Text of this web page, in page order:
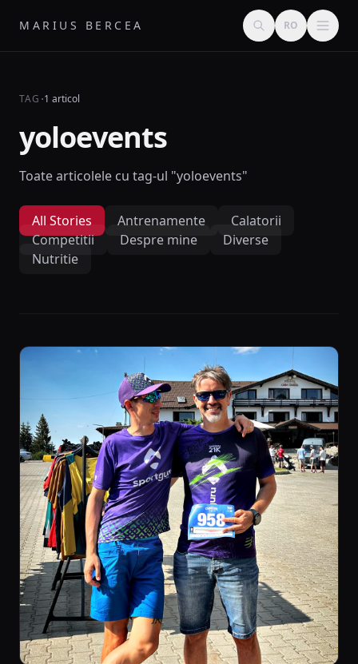
MARIUS BERCEA RO
TAG ·1 articol
yoloevents
Toate articolele cu tag-ul "yoloevents"
All Stories Antrenamente
Calatorii
Competitii
Despre mine
Diverse
Nutritie